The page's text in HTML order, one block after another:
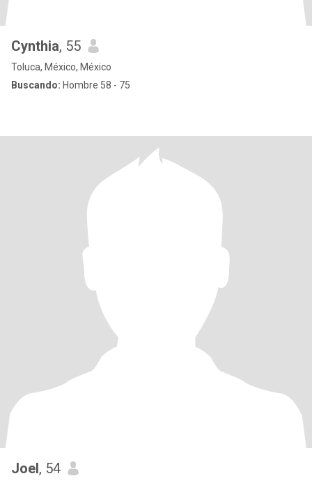
Cynthia, 55
Toluca, México, México
Buscando: Hombre 58 - 75
Joel, 54